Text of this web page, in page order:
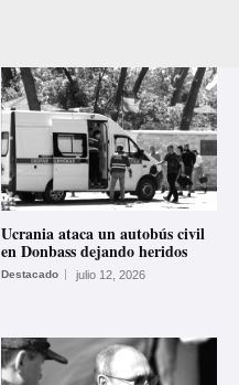
Ucrania ataca un autobús civil
en Donbass dejando heridos
Destacado julio 12, 2026